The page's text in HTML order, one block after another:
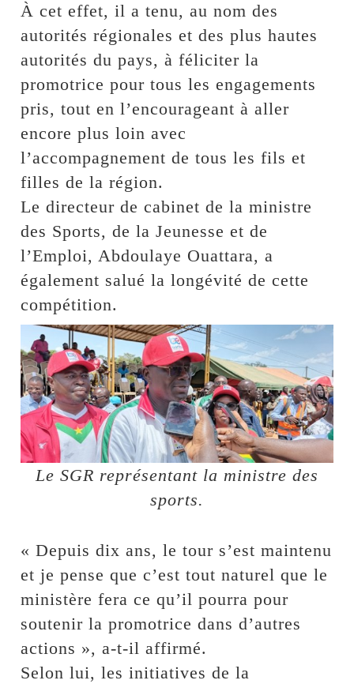
À cet effet, il a tenu, au nom des
autorités régionales et des plus hautes
autorités du pays, à féliciter la
promotrice pour tous les engagements
pris, tout en l’encourageant à aller
encore plus loin avec
l’accompagnement de tous les fils et
filles de la région.
Le directeur de cabinet de la ministre
des Sports, de la Jeunesse et de
l’Emploi, Abdoulaye Ouattara, a
également salué la longévité de cette
compétition.
Le SGR représentant la ministre des
sports.
« Depuis dix ans, le tour s’est maintenu
et je pense que c’est tout naturel que le
ministère fera ce qu’il pourra pour
soutenir la promotrice dans d’autres
actions », a-t-il affirmé.
Selon lui, les initiatives de la